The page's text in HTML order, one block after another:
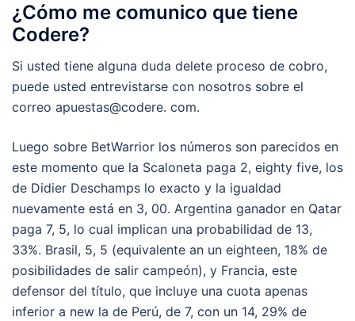
¿Cómo me comunico que tiene
Codere?
Si usted tiene alguna duda delete proceso de cobro,
puede usted entrevistarse con nosotros sobre el
correo apuestas@codere. com.
Luego sobre BetWarrior los números son parecidos en
este momento que la Scaloneta paga 2, eighty five, los
de Didier Deschamps lo exacto y la igualdad
nuevamente está en 3, 00. Argentina ganador en Qatar
paga 7, 5, lo cual implican una probabilidad de 13,
33%. Brasil, 5, 5 (equivalente an un eighteen, 18% de
posibilidades de salir campeón), y Francia, este
defensor del título, que incluye una cuota apenas
inferior a new la de Perú, de 7, con un 14, 29% de